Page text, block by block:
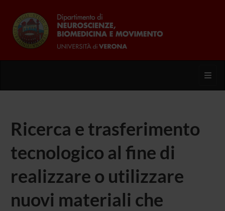
Ricerca e trasferimento
tecnologico al fine di
realizzare o utilizzare
nuovi materiali che